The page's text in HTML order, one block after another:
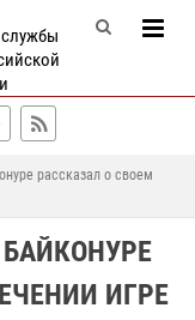
рассказал о своем
ИГРЕ